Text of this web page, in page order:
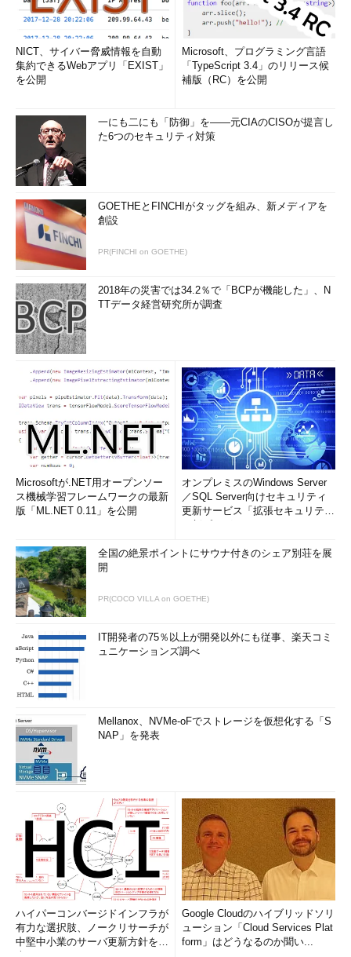
NICT、サイバー脅威情報を自動
集約できるWebアプリ「EXIST」
を公開
Microsoft、プログラミング言語
「TypeScript 3.4」のリリース候
補版（RC）を公開
一にも二にも「防御」を――元CIAのCISOが提言し
た6つのセキュリティ対策
GOETHEとFINCHIがタッグを組み、新メディアを
創設
PR(FINCHI on GOETHE)
2018年の災害では34.2％で「BCPが機能した」、N
TTデータ経営研究所が調査
Microsoftが.NET用オープンソー
ス機械学習フレームワークの最新
版「ML.NET 0.11」を公開
オンプレミスのWindows Server
／SQL Server向けセキュリティ
更新サービス「拡張セキュリティ
全国の絶景ポイントにサウナ付きのシェア別荘を展
開
PR(COCO VILLA on GOETHE)
IT開発者の75％以上が開発以外にも従事、楽天コミ
ュニケーションズ調べ
Mellanox、NVMe-oFでストレージを仮想化する「S
NAP」を発表
ハイパーコンバージドインフラが
有力な選択肢、ノークリサーチが
中堅中小業のサーバ更新方針を調
Google Cloudのハイブリッドソリ
ューション「Cloud Services Plat
form」はどうなるのか聞い...